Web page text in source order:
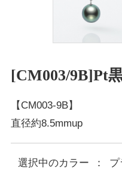
[CM003/9B]Pt
【CM003-9B】
直径約8.5mmup
選択中のカラー ： プ